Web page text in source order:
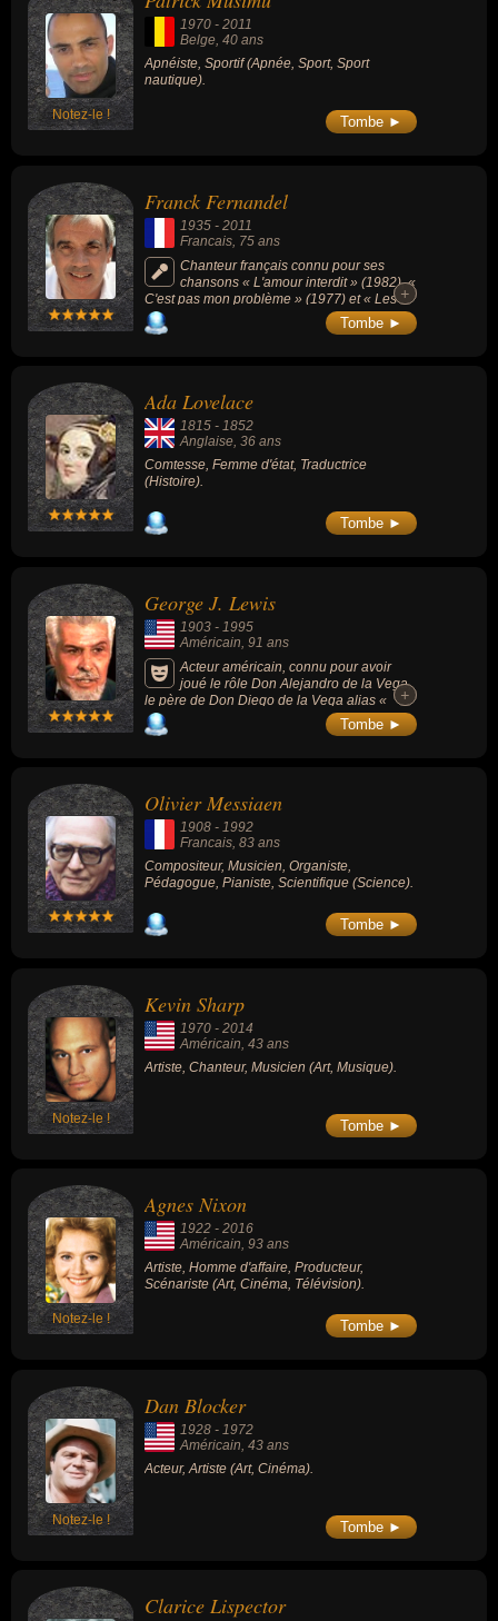
célébrités peuvent également avoir été apnéiste, sportif, acteur,
animateur, artiste, chanteur, descendant de célébrité, musicien,
comte, homme d'état, traducteur, compositeur, organiste,
pédagogue, pianiste, scientifique, homme d'affaire, producteur,
scénariste, écrivain, journaliste, romancier ou homme politique. En
ce qui concerne leurs nationalités au moment de leurs morts, ils
espagnol par exemple.
Notez-le !
1970 - 2011
Belge, 40 ans
Apnéiste, Sportif (Apnée, Sport, Sport
nautique).
Tombe ►
Franck Fernandel
1935 - 2011
Francais , 75 ans
Chanteur français connu pour ses
chansons « L'amour interdit » (1982), «
C'est pas mon problème » (1977) et « Les
yeux d'un ange » (1965).
+
+
Tombe ►
Ada Lovelace
1815 - 1852
Anglaise, 36 ans
Comtesse, Femme d'état, Traductrice
(Histoire).
Tombe ►
George J. Lewis
1903 - 1995
Américain , 91 ans
Acteur américain, connu pour avoir
joué le rôle Don Alejandro de la Vega,
le père de Don Diego de la Vega alias «
Zorro », dans la série de Walt Disney Zorro
(1957 à 1961).
+
+
Tombe ►
Olivier Messiaen
1908 - 1992
Francais, 83 ans
Compositeur, Musicien, Organiste,
Pédagogue, Pianiste, Scientifique (Science).
Tombe ►
Notez-le !
Kevin Sharp
1970 - 2014
Américain , 43 ans
Artiste, Chanteur, Musicien (Art, Musique).
Tombe ►
Notez-le !
Agnes Nixon
1922 - 2016
Américain, 93 ans
Artiste, Homme d'affaire, Producteur,
Scénariste (Art, Cinéma, Télévision).
Tombe ►
Notez-le !
Dan Blocker
1928 - 1972
Américain, 43 ans
Acteur, Artiste (Art, Cinéma).
Tombe ►
Clarice Lispector